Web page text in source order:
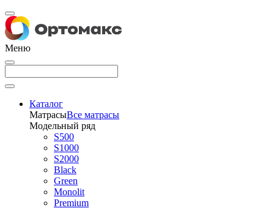
Меню
Каталог
МатрасыВсе матрасы
Модельный ряд
S500
S1000
S2000
Black
Green
Monolit
Premium